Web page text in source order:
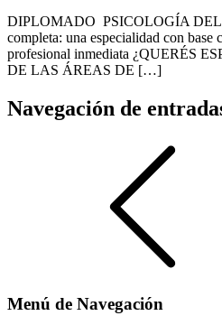
DIPLOMADO PSICOLOGÍA DEL
completa: una especialidad con base
profesional inmediata ¿QUERÉS
DE LAS ÁREAS DE […]
Navegación de
Menú de Navegación